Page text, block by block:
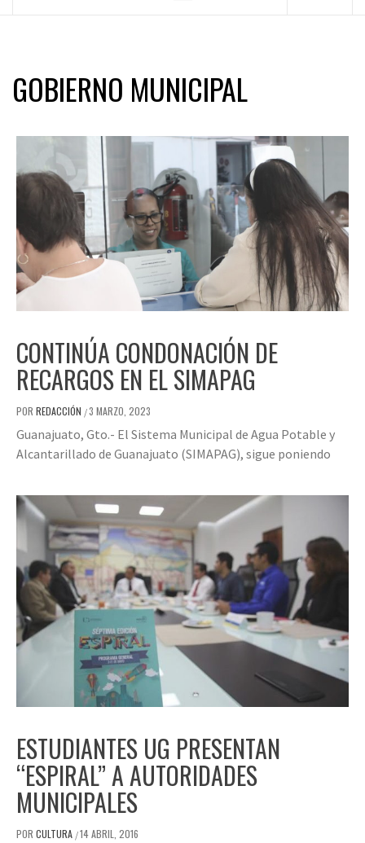
GOBIERNO MUNICIPAL
CONTINÚA CONDONACIÓN DE
RECARGOS EN EL SIMAPAG
POR REDACCIÓN /3 MARZO, 2023
Guanajuato, Gto.- El Sistema Municipal de Agua Potable y
Alcantarillado de Guanajuato (SIMAPAG), sigue poniendo
ESTUDIANTES UG PRESENTAN
“ESPIRAL” A AUTORIDADES
MUNICIPALES
POR CULTURA /14 ABRIL, 2016